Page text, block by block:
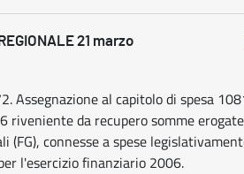
21 marzo
Assegnazione al capitolo di spesa
riveniente da recupero somme
connesse a spese
l'esercizio finanziario 2006.